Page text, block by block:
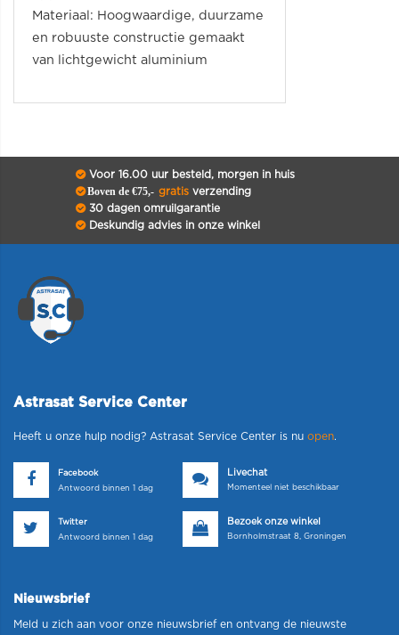
Materiaal: Hoogwaardige, duurzame
en robuuste constructie gemaakt
van lichtgewicht aluminium
Voor 16.00 uur besteld, morgen in huis
Boven de €75,- gratisverzending
30 dagen omruilgarantie
Deskundig advies in onze winkel
Astrasat Service Center
Heeft u onze hulp nodig? Astrasat Service Center is nu open.
Facebook
Antwoord binnen 1 dag
Livechat
Momenteel niet beschikbaar
Twitter
Antwoord binnen 1 dag
Bezoek onze winkel
Bornholmstraat 8, Groningen
Nieuwsbrief
Meld u zich aan voor onze nieuwsbrief en ontvang de nieuwste